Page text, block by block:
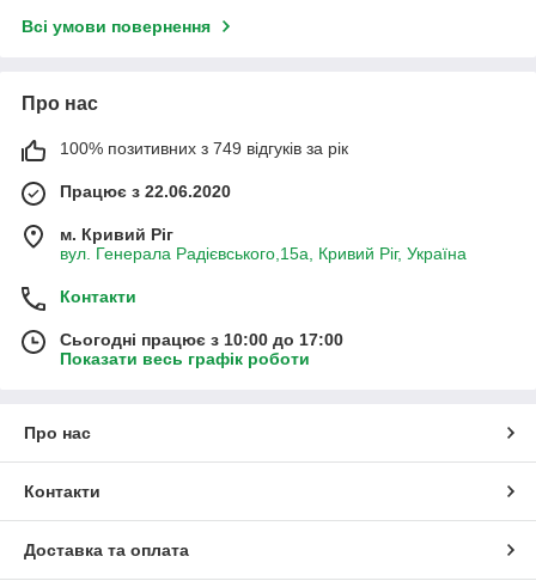
Всі умови повернення
Про нас
100% позитивних з 749 відгуків за рік
Працює з 22.06.2020
м. Кривий Ріг
вул. Генерала Радієвського,15а, Кривий Ріг, Україна
Контакти
Сьогодні працює з 10:00 до 17:00
Показати весь графік роботи
Про нас
Контакти
Доставка та оплата